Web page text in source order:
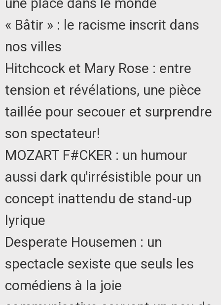
une place dans le monde
« Bâtir » : le racisme inscrit dans
nos villes
Hitchcock et Mary Rose : entre
tension et révélations, une pièce
taillée pour secouer et surprendre
son spectateur!
MOZART F#CKER : un humour
aussi dark qu'irrésistible pour un
concept inattendu de stand-up
lyrique
Desperate Housemen : un
spectacle sexiste que seuls les
comédiens à la joie